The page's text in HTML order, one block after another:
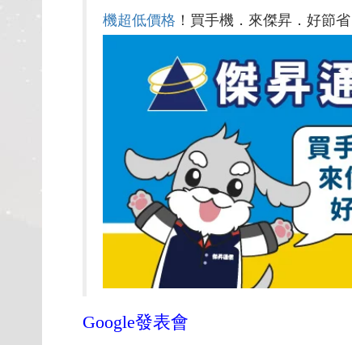
機超低價格 ！買手機．來傑昇．好節省
Google發表會